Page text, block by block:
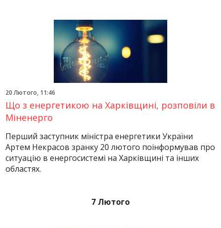
20 Лютого, 11:46
Що з енергетикою на Харківщині, розповіли в
Міненерго
Перший заступник міністра енергетики України
Артем Некрасов зранку 20 лютого поінформував про
ситуацію в енергосистемі на Харківщині та інших
областях.
7 Лютого